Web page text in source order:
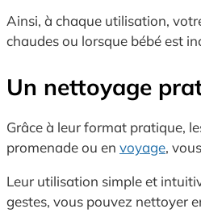
Ainsi, à chaque utilisation,
chaudes ou lorsque bébé est
Un nettoyage
Grâce à leur format pratique,
promenade ou en voyage,
Leur utilisation simple et
gestes, vous pouvez nettoyer